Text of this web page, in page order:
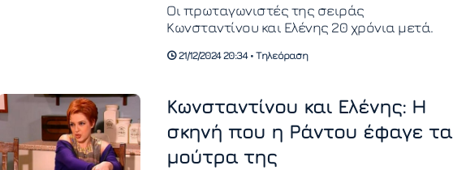
Οι πρωταγωνιστές της σειράς
Κωνσταντίνου και Ελένης 20 χρόνια μετά.
21/12/2024 20:34 • Τηλεόραση
Κωνσταντίνου και Ελένης: Η
σκηνή που η Ράντου έφαγε τα
μούτρα της